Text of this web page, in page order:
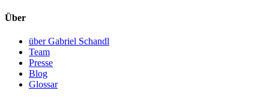
Über
über Gabriel Schandl
Team
Presse
Blog
Glossar